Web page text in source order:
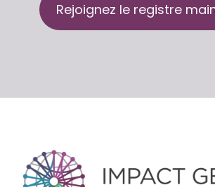
Rejoignez le registre